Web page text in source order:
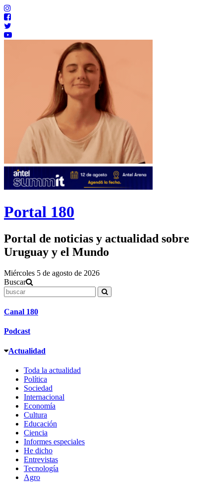
Portal 180
Portal de noticias y actualidad sobre
Uruguay y el Mundo
Miércoles 5 de agosto de 2026
Buscar
Canal 180
Podcast
Actualidad
Toda la actualidad
Política
Sociedad
Internacional
Economía
Cultura
Educación
Ciencia
Informes especiales
He dicho
Entrevistas
Tecnología
Agro